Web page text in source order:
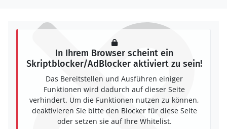
In Ihrem Browser scheint ein
Skriptblocker/AdBlocker aktiviert zu sein!
Das Bereitstellen und Ausführen einiger
Funktionen wird dadurch auf dieser Seite
verhindert. Um die Funktionen nutzen zu können,
deaktivieren Sie bitte den Blocker für diese Seite
oder setzen sie auf Ihre Whitelist.